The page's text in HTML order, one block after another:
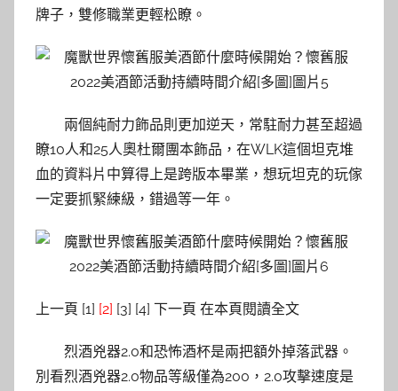
牌子，雙修職業更輕松瞭。
兩個純耐力飾品則更加逆天，常駐耐力甚至超過
瞭10人和25人奧杜爾團本飾品，在WLK這個坦克堆
血的資料片中算得上是跨版本畢業，想玩坦克的玩傢
一定要抓緊練級，錯過等一年。
上一頁 [1] [2] [3] [4] 下一頁 在本頁閱讀全文
烈酒兇器2.0和恐怖酒杯是兩把額外掉落武器。
別看烈酒兇器2.0物品等級僅為200，2.0攻擊速度是